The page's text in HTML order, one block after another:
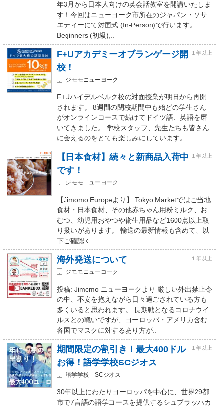
年3月から日本人向けの英会話教室を開講いたしま
す！今回はニューヨーク市所在のジャパン・ソサ
エティーにて対面式 (In-Person)で行います。
Beginners (初級),..
F+Uアカデミーオブランゲージ開
校！
１年以上
ジモモニューヨーク
F+Uハイデルベルク校の対面授業が明日から再開
されます。 8週間の閉校期間中も殆どの学生さん
がオンラインコースで続けてドイツ語、英語を磨
いてきました。 学校スタッフ、先生たちも皆さん
に会えるのをとても楽しみにしています。 ..
【日本食材】続々と新商品入荷中
です！
１年以上
ジモモニューヨーク
【Jimomo Europeより】 Tokyo Marketではご当地
食材・日本食材、その他赤ちゃん用粉ミルク、お
むつ、幼児用おやつや衛生用品など1600点以上取
り扱いがあります。 輸送の最新情報も含めて、以
下ご確認く..
海外発送について １年以上
ジモモニューヨーク
投稿: Jimomo ニューヨークより 厳しい外出禁止令
の中、不安を抱えながら日々過ごされている方も
多くいると思われます。 長期戦となるコロナウイ
ルスとの戦いですが、ヨーロッパ・アメリカ含む
各国でマスクに対するあり方が..
期間限定の割引き！最大400ドル
お得！語学学校SCジオス
１年以上
語学学校 SCジオス
30年以上にわたりヨーロッパを中心に、世界29都
市で7言語の語学コースを提供するシュプラッハカ